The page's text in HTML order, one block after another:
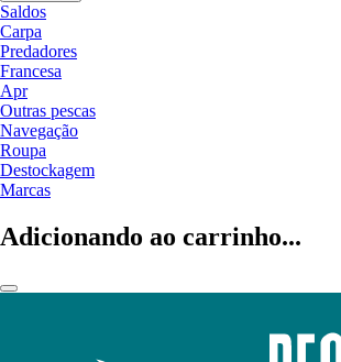
Saldos
Carpa
Predadores
Francesa
Apr
Outras pescas
Navegação
Roupa
Destockagem
Marcas
Adicionando ao carrinho...